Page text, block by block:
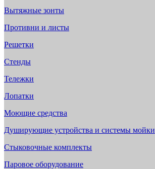
Вытяжные зонты
Противни и листы
Решетки
Стенды
Тележки
Лопатки
Моющие средства
Душирующие устройства и системы мойки
Стыковочные комплекты
Паровое оборудование